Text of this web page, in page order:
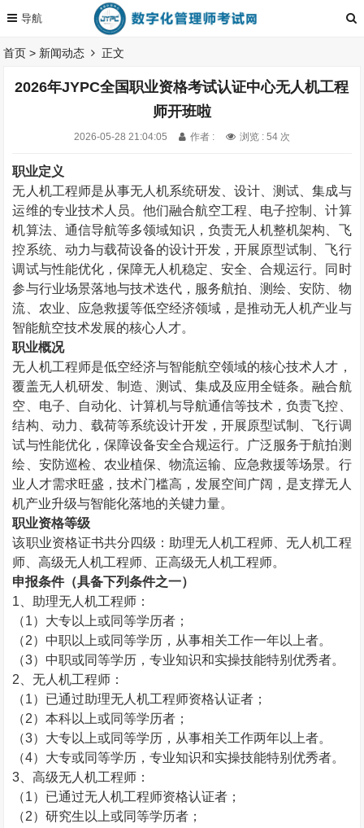
首页 > 新闻动态 正文
2026年JYPC全国职业资格考试认证中心无人机工程
师开班啦
2026-05-28 21:04:05 作者 : 浏览 : 54 次
职业定义
无人机工程师是从事无人机系统研发、设计、测试、集成与
运维的专业技术人员。他们融合航空工程、电子控制、计算
机算法、通信导航等多领域知识，负责无人机整机架构、飞
控系统、动力与载荷设备的设计开发，开展原型试制、飞行
调试与性能优化，保障无人机稳定、安全、合规运行。同时
参与行业场景落地与技术迭代，服务航拍、测绘、安防、物
流、农业、应急救援等低空经济领域，是推动无人机产业与
智能航空技术发展的核心人才。
职业概况
无人机工程师是低空经济与智能航空领域的核心技术人才，
覆盖无人机研发、制造、测试、集成及应用全链条。融合航
空、电子、自动化、计算机与导航通信等技术，负责飞控、
结构、动力、载荷等系统设计开发，开展原型试制、飞行调
试与性能优化，保障设备安全合规运行。广泛服务于航拍测
绘、安防巡检、农业植保、物流运输、应急救援等场景。行
业人才需求旺盛，技术门槛高，发展空间广阔，是支撑无人
机产业升级与智能化落地的关键力量。
职业资格等级
该职业资格证书共分四级：助理无人机工程师、无人机工程
师、高级无人机工程师、正高级无人机工程师。
申报条件（具备下列条件之一）
1 、助理无人机工程师：
（1）大专以上或同等学历者；
（2）中职以上或同等学历，从事相关工作一年以上者。
（3）中职或同等学历，专业知识和实操技能特别优秀者。
2 、无人机工程师：
（1）已通过助理无人机工程师资格认证者；
（2）本科以上或同等学历者；
（3）大专以上或同等学历，从事相关工作两年以上者。
（4）大专或同等学历，专业知识和实操技能特别优秀者。
3 、高级无人机工程师：
（1）已通过无人机工程师资格认证者；
（2）研究生以上或同等学历者；